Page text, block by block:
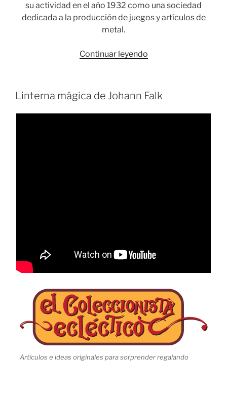
su actividad en el año 1932 como una sociedad
dedicada a la producción de juegos y artículos de
metal.
Continuar leyendo«Los
del
alemán
Georg
Linterna mágica de Johann Falk
Artículos e ideas originales para sorprender regalando